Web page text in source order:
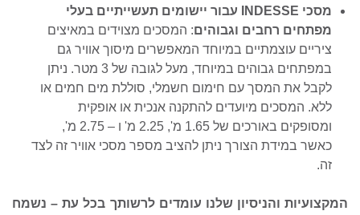
מסכי INDESSE עבור יישומים תעשייתיים בעלי
מפתחים רחבים וגבוהים: המסכים מצוידים במאיצים
ציריים עוצמתיים במיוחד המאפשרים מיסוך אוויר גם
במפתחים גבוהים במיוחד, מעל לגובה של 3 מטר. ניתן
לקבל את המסך עם חימום חשמלי, סוללת מים חמים או
ללא. המסכים מיועדים להתקנה אנכית או אופקית
ומסופקים באורכים של 1.65 מ', 2.25 מ' ו – 2.75 מ',
כאשר במידת הצורך ניתן להציב מספר מסכי אוויר זה לצד
זה.
המקצועיות והניסיון שלנו עומדים לרשותך בכל עת – נשמח